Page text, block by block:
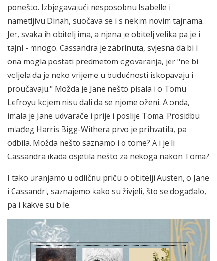
ponešto. Izbjegavajući nesposobnu Isabelle i
nametljivu Dinah, suočava se i s nekim novim tajnama.
Jer, svaka ih obitelj ima, a njena je obitelj velika pa je i
tajni - mnogo. Cassandra je zabrinuta, svjesna da bi i
ona mogla postati predmetom ogovaranja, jer "ne bi
voljela da je neko vrijeme u budućnosti iskopavaju i
proučavaju." Možda je Jane nešto pisala i o Tomu
Lefroyu kojem nisu dali da se njome oženi. A onda,
imala je Jane udvarače i prije i poslije Toma. Prosidbu
mlađeg Harris Bigg-Withera prvo je prihvatila, pa
odbila. Možda nešto saznamo i o tome? A i je li
Cassandra ikada osjetila nešto za nekoga nakon Toma?
I tako uranjamo u odličnu priču o obitelji Austen, o Jane
i Cassandri, saznajemo kako su živjeli, što se događalo,
pa i kakve su bile.